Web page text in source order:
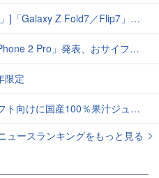
」発表、注目したいソフトバンクの価格攻勢
、おサイフケータイ・eSIM対応で4万円台
限定
けに国産100％果汁ジュース
ュースランキングをもっと見る